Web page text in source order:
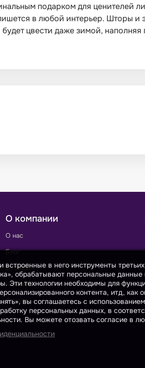
подарком для ценителей
в любой интерьер. Шторы
цвести даже зимой,
О компании
О нас
Блог
Отзывы
Контакты
Форум
встроенные в него инструменты
обрабатывают персональные
Эти технологии необходимы для
контента, итд,
вы соглашаетесь с
персональных данных, в
Вы можете отозвать согласие в